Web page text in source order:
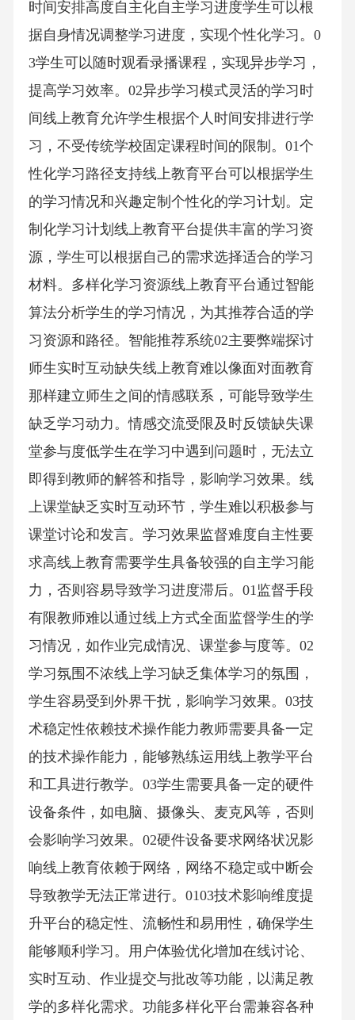
时间安排高度自主化自主学习进度学生可以根
据自身情况调整学习进度，实现个性化学习。0
3学生可以随时观看录播课程，实现异步学习，
提高学习效率。02异步学习模式灵活的学习时
间线上教育允许学生根据个人时间安排进行学
习，不受传统学校固定课程时间的限制。01个
性化学习路径支持线上教育平台可以根据学生
的学习情况和兴趣定制个性化的学习计划。定
制化学习计划线上教育平台提供丰富的学习资
源，学生可以根据自己的需求选择适合的学习
材料。多样化学习资源线上教育平台通过智能
算法分析学生的学习情况，为其推荐合适的学
习资源和路径。智能推荐系统02主要弊端探讨
师生实时互动缺失线上教育难以像面对面教育
那样建立师生之间的情感联系，可能导致学生
缺乏学习动力。情感交流受限及时反馈缺失课
堂参与度低学生在学习中遇到问题时，无法立
即得到教师的解答和指导，影响学习效果。线
上课堂缺乏实时互动环节，学生难以积极参与
课堂讨论和发言。学习效果监督难度自主性要
求高线上教育需要学生具备较强的自主学习能
力，否则容易导致学习进度滞后。01监督手段
有限教师难以通过线上方式全面监督学生的学
习情况，如作业完成情况、课堂参与度等。02
学习氛围不浓线上学习缺乏集体学习的氛围，
学生容易受到外界干扰，影响学习效果。03技
术稳定性依赖技术操作能力教师需要具备一定
的技术操作能力，能够熟练运用线上教学平台
和工具进行教学。03学生需要具备一定的硬件
设备条件，如电脑、摄像头、麦克风等，否则
会影响学习效果。02硬件设备要求网络状况影
响线上教育依赖于网络，网络不稳定或中断会
导致教学无法正常进行。0103技术影响维度提
升平台的稳定性、流畅性和易用性，确保学生
能够顺利学习。用户体验优化增加在线讨论、
实时互动、作业提交与批改等功能，以满足教
学的多样化需求。功能多样化平台需兼容各种